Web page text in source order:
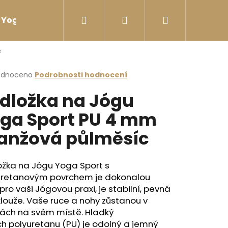
Yoga sport Láhve na vodu Yoga sport Termoska
Přihlášení
Podrobnosti hodnocení
na Jógu
Sport PU 4 mm
půlměsíc
na Jógu Yoga Sport s
povrchem je dokonalou
vaši Jógovou praxi, je stabilní, pevná
Vaše ruce a nohy zůstanou v
na svém místě. Hladký
polyuretanu (PU) je odolný a jemný
ZÁDY ČERNÁ